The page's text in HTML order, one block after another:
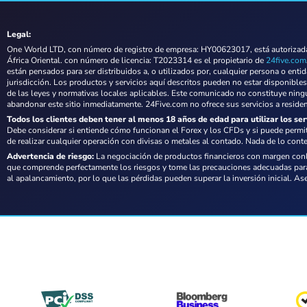
Legal:
One World LTD, con número de registro de empresa: HY00623017, está
África Oriental. con número de licencia: T2023314 es el propietario de 24five.com
están pensados para ser distribuidos a, o utilizados por, cualquier persona o
jurisdicción. Los productos y servicios aquí descritos pueden no estar
de las leyes y normativas locales aplicables. Este comunicado no constituye
abandonar este sitio inmediatamente. 24Five.com no ofrece sus servicios a
Todos los clientes deben tener al menos 18 años de edad para utilizar los
Debe considerar si entiende cómo funcionan el Forex y los CFDs y si puede
de realizar cualquier operación con divisas o metales al contado. Nada de lo
Advertencia de riesgo: La negociación de productos financieros con margen
que comprende perfectamente los riesgos y tome las precauciones adecuadas
al apalancamiento, por lo que las pérdidas pueden superar la inversión inicial.